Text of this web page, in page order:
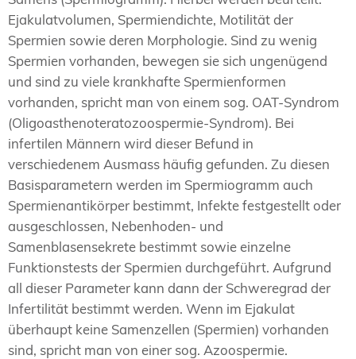
Ejakulatvolumen, Spermiendichte, Motilität der
Spermien sowie deren Morphologie. Sind zu wenig
Spermien vorhanden, bewegen sie sich ungenügend
und sind zu viele krankhafte Spermienformen
vorhanden, spricht man von einem sog. OAT-Syndrom
(Oligoasthenoteratozoospermie-Syndrom). Bei
infertilen Männern wird dieser Befund in
verschiedenem Ausmass häufig gefunden. Zu diesen
Basisparametern werden im Spermiogramm auch
Spermienantikörper bestimmt, Infekte festgestellt oder
ausgeschlossen, Nebenhoden- und
Samenblasensekrete bestimmt sowie einzelne
Funktionstests der Spermien durchgeführt. Aufgrund
all dieser Parameter kann dann der Schweregrad der
Infertilität bestimmt werden. Wenn im Ejakulat
überhaupt keine Samenzellen (Spermien) vorhanden
sind, spricht man von einer sog. Azoospermie.